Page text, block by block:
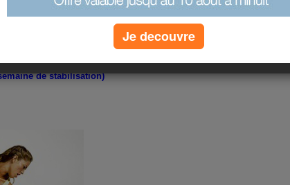
bilan de perte pour le moment
de stabilisation)
Je decouvre